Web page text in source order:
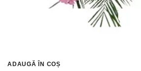
ADAUGĂ ÎN COȘ